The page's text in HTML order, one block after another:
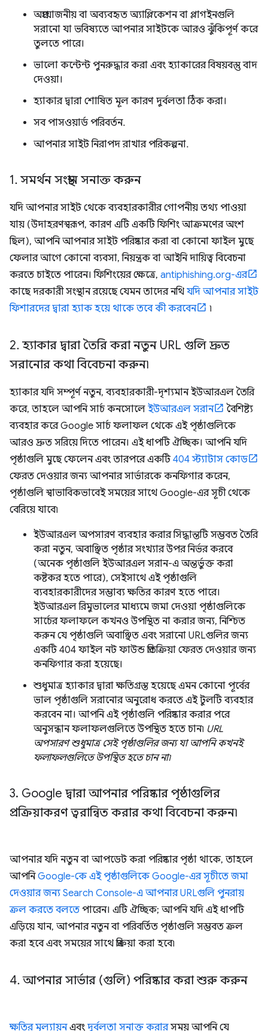
অপ্রয়োজনীয় বা অব্যবহৃত অ্যাপ্লিকেশন বা প্লাগইনগুলি
সরানো যা ভবিষ্যতে আপনার সাইটকে আরও ঝুঁকিপূর্ণ করে
তুলতে পারে।
ভালো কন্টেন্ট পুনরুদ্ধার করা এবং হ্যাকারের বিষয়বস্তু বাদ
দেওয়া।
হ্যাকার দ্বারা শোষিত মূল কারণ দুর্বলতা ঠিক করা।
সব পাসওয়ার্ড পরিবর্তন.
আপনার সাইট নিরাপদ রাখার পরিকল্পনা.
1. সমর্থন সংস্থান সনাক্ত করুন
যদি আপনার সাইট থেকে ব্যবহারকারীর গোপনীয় তথ্য পাওয়া
যায় (উদাহরণস্বরূপ, কারণ এটি একটি ফিশিং আক্রমণের অংশ
ছিল), আপনি আপনার সাইট পরিষ্কার করা বা কোনো ফাইল মুছে
ফেলার আগে কোনো ব্যবসা, নিয়ন্ত্রক বা আইনি দায়িত্ব বিবেচনা
করতে চাইতে পারেন। ফিশিংয়ের ক্ষেত্রে, antiphishing.org-এর
কাছে দরকারী সংস্থান রয়েছে যেমন তাদের নথি যদি আপনার সাইট
ফিশারদের দ্বারা হ্যাক হয়ে থাকে তবে কী করবেন
৷
2. হ্যাকার দ্বারা তৈরি করা নতুন URL গুলি দ্রুত
সরানোর কথা বিবেচনা করুন৷
হ্যাকার যদি সম্পূর্ণ নতুন, ব্যবহারকারী-দৃশ্যমান ইউআরএল তৈরি
করে, তাহলে আপনি সার্চ কনসোলে ইউআরএল সরান
বৈশিষ্ট্য
ব্যবহার করে Google সার্চ ফলাফল থেকে এই পৃষ্ঠাগুলিকে
আরও দ্রুত সরিয়ে দিতে পারেন। এই ধাপটি ঐচ্ছিক। আপনি যদি
পৃষ্ঠাগুলি মুছে ফেলেন এবং তারপরে একটি404 স্ট্যাটাস কোড
ফেরত দেওয়ার জন্য আপনার সার্ভারকে কনফিগার করেন,
পৃষ্ঠাগুলি স্বাভাবিকভাবেই সময়ের সাথে Google-এর সূচী থেকে
বেরিয়ে যাবে৷
ইউআরএল অপসারণ ব্যবহার করার সিদ্ধান্তটি সম্ভবত তৈরি
করা নতুন, অবাঞ্ছিত পৃষ্ঠার সংখ্যার উপর নির্ভর করবে
(অনেক পৃষ্ঠাগুলি ইউআরএল সরান-এ অন্তর্ভুক্ত করা
কষ্টকর হতে পারে), সেইসাথে এই পৃষ্ঠাগুলি
ব্যবহারকারীদের সম্ভাব্য ক্ষতির কারণ হতে পারে।
ইউআরএল রিমুভালের মাধ্যমে জমা দেওয়া পৃষ্ঠাগুলিকে
সার্চের ফলাফলে কখনও উপস্থিত না করার জন্য, নিশ্চিত
করুন যে পৃষ্ঠাগুলি অবাঞ্ছিত এবং সরানো URLগুলির জন্য
একটি 404 ফাইল নট ফাউন্ড প্রতিক্রিয়া ফেরত দেওয়ার জন্য
কনফিগার করা হয়েছে।
শুধুমাত্র হ্যাকার দ্বারা ক্ষতিগ্রস্ত হয়েছে এমন কোনো পূর্বের
ভাল পৃষ্ঠাগুলি সরানোর অনুরোধ করতে এই টুলটি ব্যবহার
করবেন না। আপনি এই পৃষ্ঠাগুলি পরিষ্কার করার পরে
অনুসন্ধান ফলাফলগুলিতে উপস্থিত হতে চান৷ URL
অপসারণ শুধুমাত্র সেই পৃষ্ঠাগুলির জন্য যা আপনি কখনই
ফলাফলগুলিতে উপস্থিত হতে চান না৷
3. Google দ্বারা আপনার পরিষ্কার পৃষ্ঠাগুলির
প্রক্রিয়াকরণ ত্বরান্বিত করার কথা বিবেচনা করুন৷
আপনার যদি নতুন বা আপডেট করা পরিষ্কার পৃষ্ঠা থাকে, তাহলে
আপনিGoogle-কে এই পৃষ্ঠাগুলিকে Google-এর সূচীতে জমা
দেওয়ার জন্য Search Console-এ আপনার URLগুলি পুনরায়
ক্রল করতে বলতে পারেন। এটি ঐচ্ছিক; আপনি যদি এই ধাপটি
এড়িয়ে যান, আপনার নতুন বা পরিবর্তিত পৃষ্ঠাগুলি সম্ভবত ক্রল
করা হবে এবং সময়ের সাথে প্রক্রিয়া করা হবে৷
4.আপনার সার্ভার (গুলি) পরিষ্কার করা শুরু করুন
ক্ষতির মূল্যায়নএবং দুর্বলতা সনাক্ত করারসময় আপনি যে